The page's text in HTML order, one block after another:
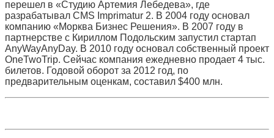
перешел в «Студию Артемия Лебедева», где
разрабатывал CMS Imprimatur 2. В 2004 году основал
компанию «Морква Бизнес Решения». В 2007 году в
партнерстве с Кириллом Подольским запустил стартап
AnyWayAnyDay. В 2010 году основал собственный проект
OneTwoTrip. Сейчас компания ежедневно продает 4 тыс.
билетов. Годовой оборот за 2012 год, по
предварительным оценкам, составил $400 млн.